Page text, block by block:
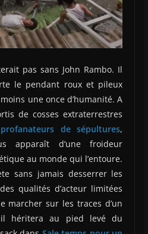
pas sans John Rambo. Il
le pendant roux et pileux
une once d’humanité. A
de cosses extraterrestres
de sépultures,
apparaît d’une froideur
au monde qui l’entoure.
sans jamais desserrer les
qualités d’acteur limitées
marcher sur les traces d’un
il héritera au pied levé du